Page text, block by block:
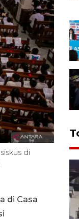
di
di Casa